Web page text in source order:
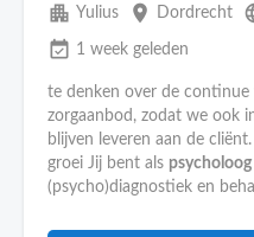
apartment Yulius place Dordrecht
event_available 1 week geleden
te denken over de
zorgaanbod, zodat we ook
blijven leveren aan de
groei Jij bent als psycholoog
(psycho)diagnostiek en